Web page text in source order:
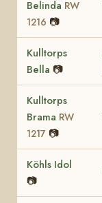
Belinda RW
1216 📷
Kulltorps
Bella 📷
Kulltorps
Brama RW
1217 📷
Köhls Idol
📷